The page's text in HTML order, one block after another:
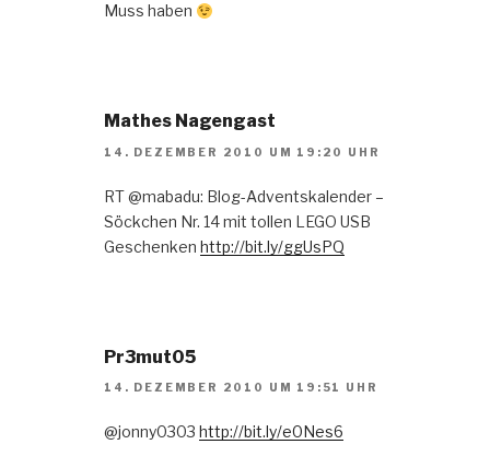
Muss haben
Mathes Nagengast
14. DEZEMBER 2010 UM 19:20 UHR
RT @mabadu: Blog-Adventskalender –
Söckchen Nr. 14 mit tollen LEGO USB
Geschenken http://bit.ly/ggUsPQ
Pr3mut05
14. DEZEMBER 2010 UM 19:51 UHR
@jonny0303 http://bit.ly/e0Nes6